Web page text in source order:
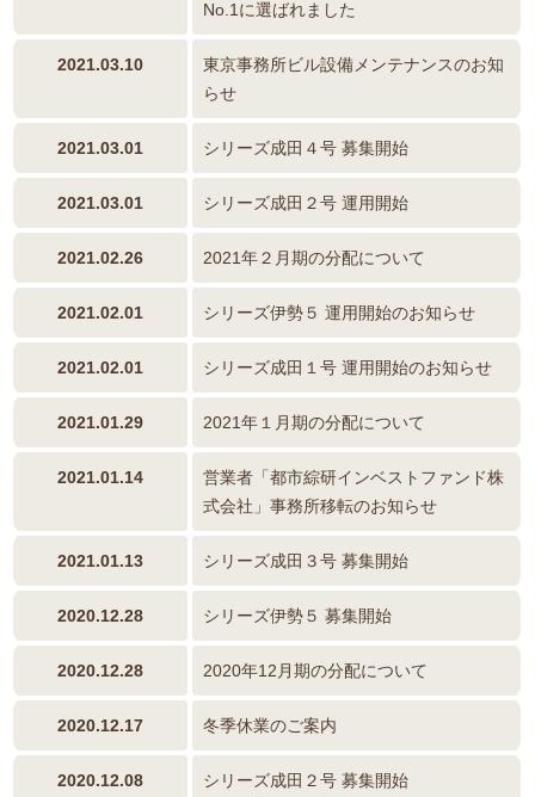
No.1に選ばれました
2021.03.10
東京事務所ビル設備メンテナンスのお知
らせ
2021.03.01 シリーズ成田４号 募集開始
2021.03.01 シリーズ成田２号 運用開始
2021.02.26 2021年２月期の分配について
2021.02.01 シリーズ伊勢５ 運用開始のお知らせ
2021.02.01 シリーズ成田１号 運用開始のお知らせ
2021.01.29 2021年１月期の分配について
2021.01.14
営業者「都市綜研インベストファンド株
式会社」事務所移転のお知らせ
2021.01.13 シリーズ成田３号 募集開始
2020.12.28 シリーズ伊勢５ 募集開始
2020.12.28 2020年12月期の分配について
2020.12.17 冬季休業のご案内
2020.12.08 シリーズ成田２号 募集開始